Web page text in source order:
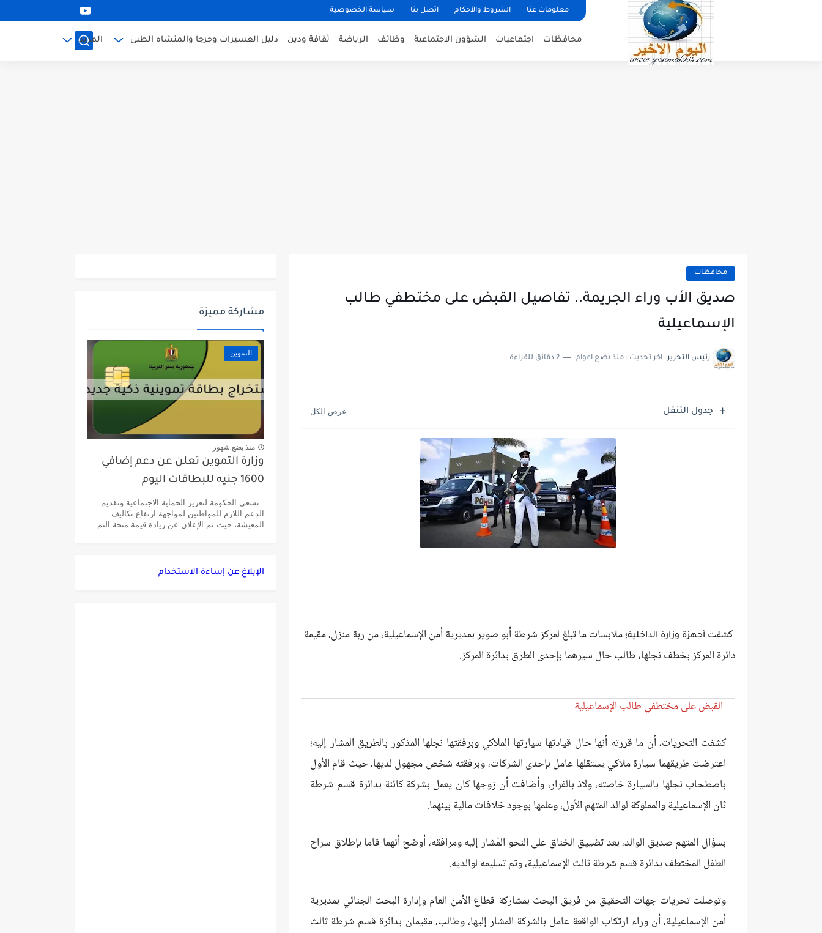
معلومات عنا الشروط والأحكام اتصل بنا سياسة الخصوصية
محافظات اجتماعيات الشؤون الاجتماعية وظائف الرياضة ثقافة ودين دليل العسيرات وجرجا والمنشاه الطبى المزيد
محافظات
صديق الأب وراء الجريمة.. تفاصيل القبض على مختطفي طالب
الإسماعيلية
رئيس التحرير اخر تحديث : منذ بضع اعوام 2 دقائق للقراءة
جدول التنقل
كشفت أجهزة وزارة الداخلية؛ ملابسات ما تبلغ لمركز شرطة أبو صوير بمديرية أمن الإسماعيلية، من ربة منزل، مقيمة
دائرة المركز بخطف نجلها، طالب حال سيرهما بإحدى الطرق بدائرة المركز.
القبض على مختطفي طالب الإسماعيلية
كشفت التحريات، أن ما قررته أنها حال قيادتها سيارتها الملاكي وبرفقتها نجلها المذكور بالطريق المشار إليه؛
اعترضت طريقهما سيارة ملاكي يستقلها عامل بإحدى الشركات، وبرفقته شخص مجهول لديها، حيث قام الأول
باصطحاب نجلها بالسيارة خاصته، ولاذ بالفرار، وأضافت أن زوجها كان يعمل بشركة كائنة بدائرة قسم شرطة
ثان الإسماعيلية والمملوكة لوالد المتهم الأول، وعلمها بوجود خلافات مالية بينهما.
بسؤال المتهم صديق الوالد، بعد تضييق الخناق على النحو المُشار إليه ومرافقه، أوضح أنهما قاما بإطلاق سراح
الطفل المختطف بدائرة قسم شرطة ثالث الإسماعيلية، وتم تسليمه لوالديه.
وتوصلت تحريات جهات التحقيق من فريق البحث بمشاركة قطاع الأمن العام وإدارة البحث الجنائي بمديرية
أمن الإسماعيلية، أن وراء ارتكاب الواقعة عامل بالشركة المشار إليها، وطالب، مقيمان بدائرة قسم شرطة ثالث
مشاركة مميزة
التموين
منذ بضع شهور
وزارة التموين تعلن عن دعم إضافي
1600 جنيه للبطاقات اليوم
تسعى الحكومة لتعزيز الحماية الاجتماعية وتقديم
الدعم اللازم للمواطنين لمواجهة ارتفاع تكاليف
المعيشة، حيث تم الإعلان عن زيادة قيمة منحة التم...
الإبلاغ عن إساءة الاستخدام